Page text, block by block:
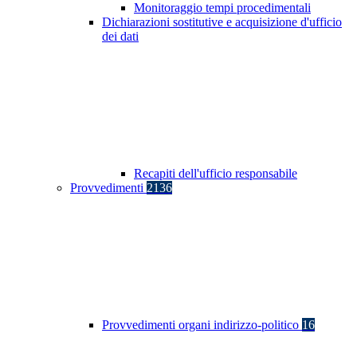
Monitoraggio tempi procedimentali
Dichiarazioni sostitutive e acquisizione d'ufficio
dei dati
Recapiti dell'ufficio responsabile
Provvedimenti 2136
Provvedimenti organi indirizzo-politico 16